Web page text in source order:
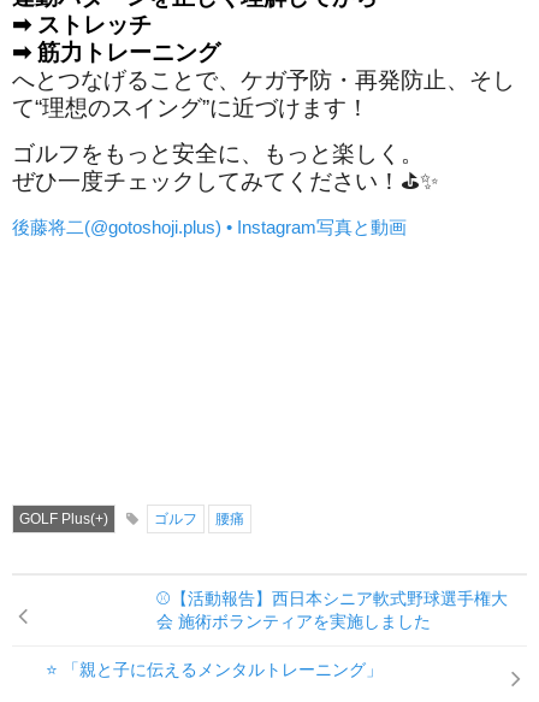
➡ ストレッチ
➡ 筋力トレーニング
へとつなげることで、ケガ予防・再発防止、そし
て“理想のスイング”に近づけます！
ゴルフをもっと安全に、もっと楽しく。
ぜひ一度チェックしてみてください！⛳✨
後藤将二(@gotoshoji.plus) • Instagram写真と動画
GOLF Plus(+) ゴルフ 腰痛
⚾【活動報告】西日本シニア軟式野球選手権大
会 施術ボランティアを実施しました
⭐ 「親と子に伝えるメンタルトレーニング」